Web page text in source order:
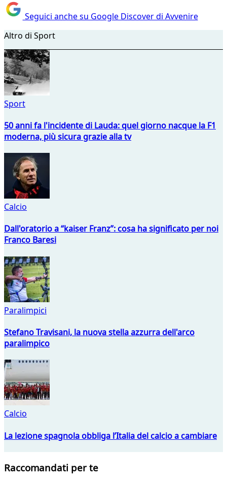
Seguici anche su Google Discover di Avvenire
Altro di Sport
Sport
50 anni fa l'incidente di Lauda: quel giorno nacque la F1
moderna, più sicura grazie alla tv
Calcio
Dall'oratorio a “kaiser Franz”: cosa ha significato per noi
Franco Baresi
Paralimpici
Stefano Travisani, la nuova stella azzurra dell'arco
paralimpico
Calcio
La lezione spagnola obbliga l’Italia del calcio a cambiare
Raccomandati per te